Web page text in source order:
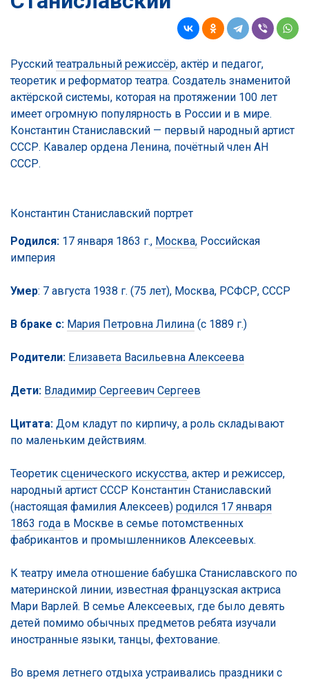
Русскийтеатральный режиссёр, актёр и педагог,
теоретик и реформатор театра. Создатель знаменитой
актёрской системы, которая на протяжении 100 лет
имеет огромную популярность в России и в мире.
Константин Станиславский — первый народный артист
СССР. Кавалер ордена Ленина, почётный член АН
СССР.
Константин Станиславский портрет
Родился: 17 января 1863 г., Москва, Российская
империя
Умер: 7 августа 1938 г. (75 лет), Москва, РСФСР, СССР
В браке с: Мария Петровна Лилина (с 1889 г.)
Родители: Елизавета Васильевна Алексеева
Дети: Владимир Сергеевич Сергеев
Цитата: Дом кладут по кирпичу, а роль складывают
по маленьким действиям.
Теоретик сценического искусства, актер и режиссер,
народный артист СССР Константин Станиславский
(настоящая фамилия Алексеев) родился 17 января
1863 года в Москве в семье потомственных
фабрикантов и промышленников Алексеевых.
К театру имела отношение бабушка Станиславского по
материнской линии, известная французская актриса
Мари Варлей. В семье Алексеевых, где было девять
детей помимо обычных предметов ребята изучали
иностранные языки, танцы, фехтование.
Во время летнего отдыха устраивались праздники с